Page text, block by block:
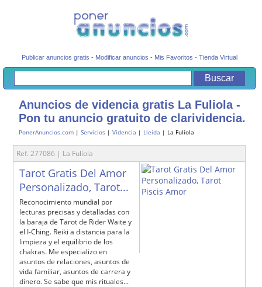
Publicar anuncios gratis - Modificar anuncios - Mis Favoritos -Tienda Virtual
Anuncios de videncia gratis La Fuliola -
Pon tu anuncio gratuito de clarividencia.
PonerAnuncios.com |Servicios |Videncia | Lleida | La Fuliola
Ref. 277086 | La Fuliola
Tarot Gratis Del Amor
Personalizado, Tarot...
Reconocimiento mundial por
lecturas precisas y detalladas con
la baraja de Tarot de Rider Waite y
el I-Ching. Reiki a distancia para la
limpieza y el equilibrio de los
chakras. Me especializo en
asuntos de relaciones, asuntos de
vida familiar, asuntos de carrera y
dinero. Se sabe que mis rituales...